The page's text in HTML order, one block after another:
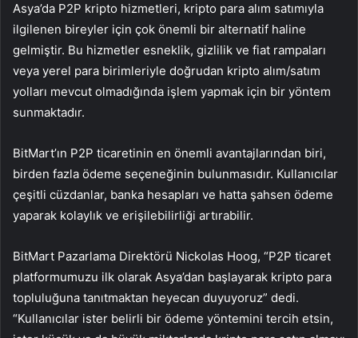
Asya’da P2P kripto hizmetleri, kripto para alım satımıyla
ilgilenen bireyler için çok önemli bir alternatif haline
gelmiştir. Bu hizmetler esneklik, gizlilik ve fiat rampaları
veya yerel para birimleriyle doğrudan kripto alım/satım
yolları mevcut olmadığında işlem yapmak için bir yöntem
sunmaktadır.
BitMart’ın P2P ticaretinin en önemli avantajlarından biri,
birden fazla ödeme seçeneğinin bulunmasıdır. Kullanıcılar
çeşitli cüzdanlar, banka hesapları ve hatta şahsen ödeme
yaparak kolaylık ve erişilebilirliği artırabilir.
BitMart Pazarlama Direktörü Nickolas Hoog, “P2P ticaret
platformumuzu ilk olarak Asya’dan başlayarak kripto para
topluluğuna tanıtmaktan heyecan duyuyoruz” dedi.
“Kullanıcılar ister belirli bir ödeme yöntemini tercih etsin,